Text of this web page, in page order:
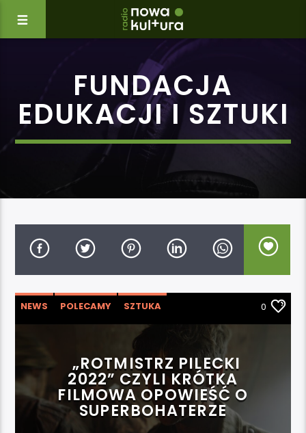
FUNDACJA
EDUKACJI I SZTUKI
NEWS POLECAMY
SZTUKA
0
„ROTMISTRZ PILECKI
2022” CZYLI KRÓTKA
FILMOWA OPOWIEŚĆ O
SUPERBOHATERZE